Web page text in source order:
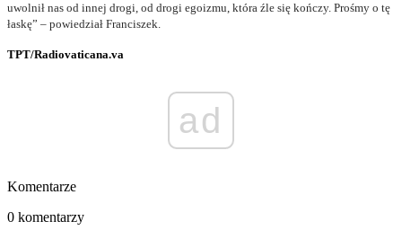
uwolnił nas od innej drogi, od drogi egoizmu, która źle się kończy. Prośmy o tę
łaskę” – powiedział Franciszek.
TPT/Radiovaticana.va
ad
Komentarze
0 komentarzy